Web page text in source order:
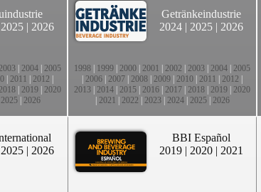
2025 | 2026
2004 2005
2011 2012
2019 2020
2025| 2026
Getränkeindustrie
2024 | 2025 | 2026
1998 1999 2000 2001 2002 2003 2004 2005
2006 2007 2008 2009 2010 2011 2012
2013 2014 2015 2016 2017 2018 2019 2020
2021 2022 2023| 2024| 2025| 2026
2025 | 2026
BBI Español
2019 | 2020 | 2021